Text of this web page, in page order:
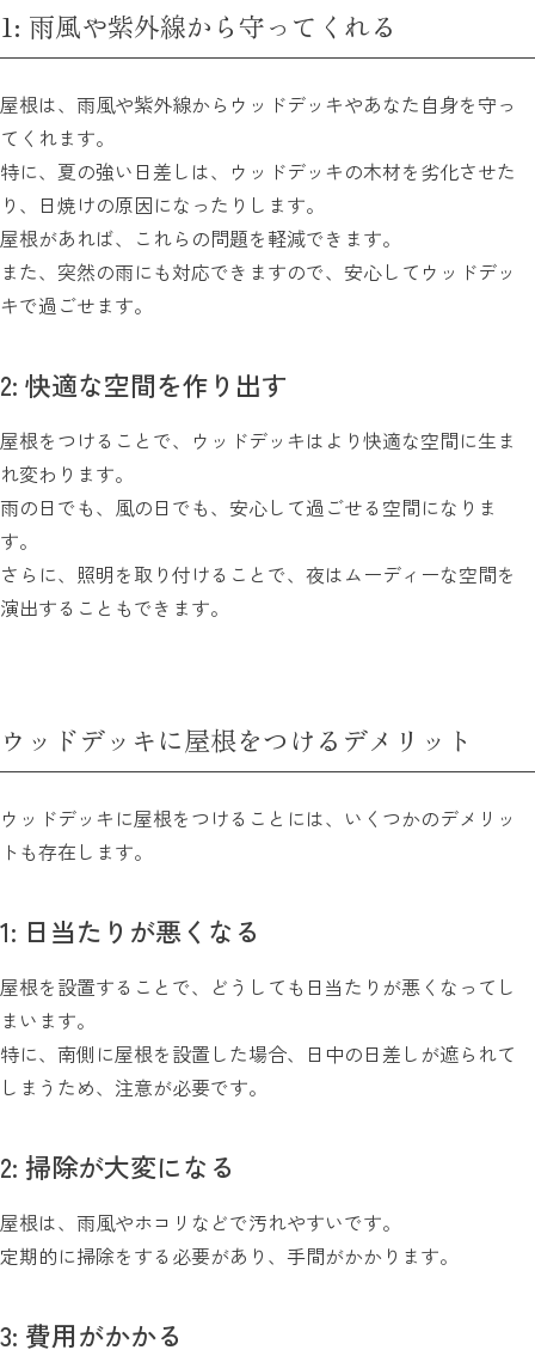
1: 雨風や紫外線から守ってくれる
屋根は、雨風や紫外線からウッドデッキやあなた自身を守っ
てくれます。
特に、夏の強い日差しは、ウッドデッキの木材を劣化させた
り、日焼けの原因になったりします。
屋根があれば、これらの問題を軽減できます。
また、突然の雨にも対応できますので、安心してウッドデッ
キで過ごせます。
2: 快適な空間を作り出す
屋根をつけることで、ウッドデッキはより快適な空間に生ま
れ変わります。
雨の日でも、風の日でも、安心して過ごせる空間になりま
す。
さらに、照明を取り付けることで、夜はムーディーな空間を
演出することもできます。
ウッドデッキに屋根をつけるデメリット
ウッドデッキに屋根をつけることには、いくつかのデメリッ
トも存在します。
1: 日当たりが悪くなる
屋根を設置することで、どうしても日当たりが悪くなってし
まいます。
特に、南側に屋根を設置した場合、日中の日差しが遮られて
しまうため、注意が必要です。
2: 掃除が大変になる
屋根は、雨風やホコリなどで汚れやすいです。
定期的に掃除をする必要があり、手間がかかります。
3: 費用がかかる